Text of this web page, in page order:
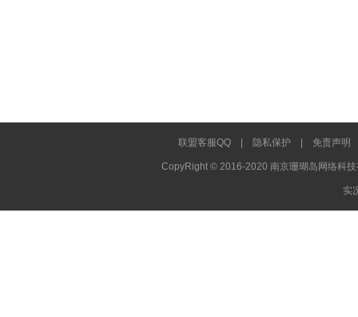
联盟客服QQ 隐私保护 免责声明
CopyRight © 2016-2020 南京珊瑚岛网络科
实